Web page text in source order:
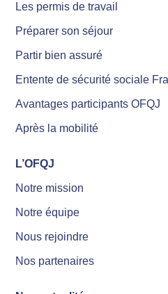
Les permis de travail
Préparer son séjour
Partir bien assuré
Entente de sécurité sociale
Avantages participants OFQJ
Après la mobilité
L’OFQJ
Notre mission
Notre équipe
Nous rejoindre
Nos partenaires